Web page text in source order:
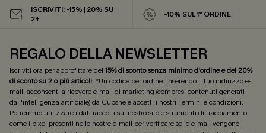
ISCRIVITI: -15% | 20% SU
2+
-10% SUL 1° ORDINE
REGALO DELLA NEWSLETTER
Iscriviti ora per approfittare del 15% di sconto senza minimo d'ordine e del 20%
di sconto su 2 o più articoli! *Un codice per ordine. Inserendo il tuo indirizzo e-
mail, acconsenti a ricevere e-mail di marketing (compresi contenuti generati
dall'intelligenza artificiale) da Cupshe e accetti i nostri Termini e condizioni.
Potremmo utilizzare i dati raccolti sul nostro sito e strumenti di tracciamento
come i pixel presenti nelle nostre e-mail per verificare se le e-mail vengono